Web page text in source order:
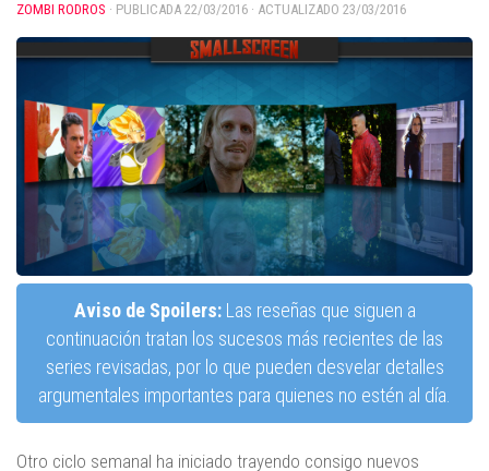
ZOMBI RODROS · PUBLICADA 22/03/2016 · ACTUALIZADO 23/03/2016
Aviso de Spoilers:Las reseñas que siguen a
continuación tratan los sucesos más recientes de las
series revisadas, por lo que pueden desvelar detalles
argumentales importantes para quienes no estén al día.
Otro ciclo semanal ha iniciado trayendo consigo nuevos